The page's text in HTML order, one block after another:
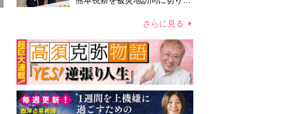
夫妻から受け継ぐ“国民への寄
さらに見る